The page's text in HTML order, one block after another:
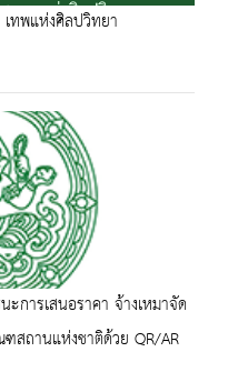
ทพแห่งศิลปวิทยา
การเสนอราคา จ้างเหมาจัด
สถานแห่งชาติด้วย QR/AR